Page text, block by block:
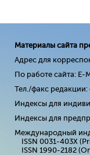
Материалы сайта
Адрес для
По работе сайта: E-
Тел./факс редакции:
Индексы для
Индексы для
Международный
ISSN 0031-403X
ISSN 1990-2182